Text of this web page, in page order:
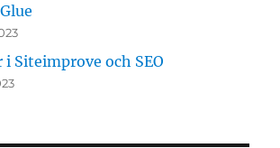
i Siteimprove och SEO